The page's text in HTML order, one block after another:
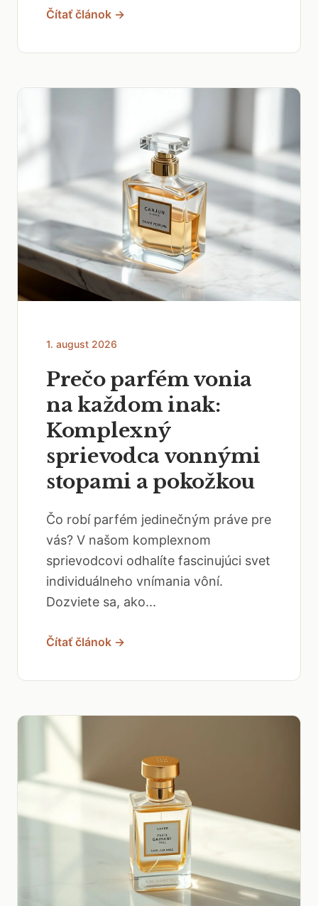
Čítať článok →
1. august 2026
Prečo parfém vonia
na každom inak:
Komplexný
sprievodca vonnými
stopami a pokožkou
Čo robí parfém jedinečným práve pre
vás? V našom komplexnom
sprievodcovi odhalíte fascinujúci svet
individuálneho vnímania vôní.
Dozviete sa, ako...
Čítať článok →